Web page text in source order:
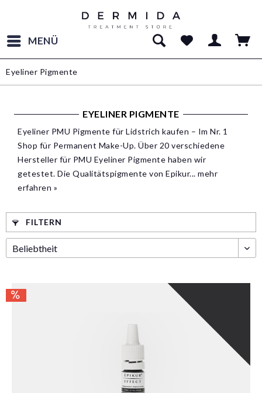
MENÜ
Eyeliner Pigmente
EYELINER PIGMENTE
Eyeliner PMU Pigmente für Lidstrich kaufen – Im Nr. 1
Shop für Permanent Make-Up. Über 20 verschiedene
Hersteller für PMU Eyeliner Pigmente haben wir
getestet. Die Qualitätspigmente von Epikur... mehr
erfahren »
FILTERN